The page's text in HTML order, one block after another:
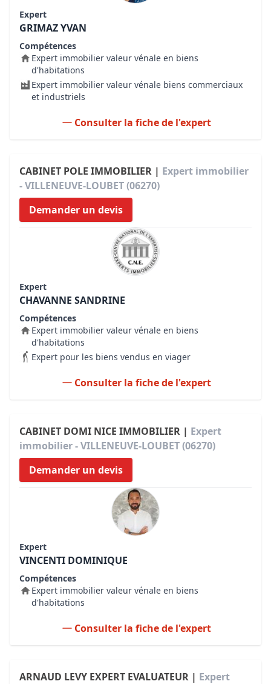
Expert
GRIMAZ YVAN
Compétences
Expert immobilier valeur vénale en biens
d'habitations
Expert immobilier valeur vénale biens commerciaux
et industriels
Consulter la fiche de l'expert
CABINET POLE IMMOBILIER | Expert immobilier
- VILLENEUVE-LOUBET (06270)
Demander un devis
Expert
CHAVANNE SANDRINE
Compétences
Expert immobilier valeur vénale en biens
d'habitations
Expert pour les biens vendus en viager
Consulter la fiche de l'expert
CABINET DOMI NICE IMMOBILIER | Expert
immobilier - VILLENEUVE-LOUBET (06270)
Demander un devis
Expert
VINCENTI DOMINIQUE
Compétences
Expert immobilier valeur vénale en biens
d'habitations
Consulter la fiche de l'expert
ARNAUD LEVY EXPERT EVALUATEUR | Expert